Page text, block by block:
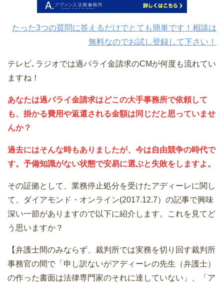
たった3つの質問に答えるだけでとても簡単です！相談は
無料なのでお試し登録して下さい！
テレビ､ラジオでは過バライ金請求のCMが何度も流れてい
ますね！
あなたは過バライ金請求はどこの大手事務所で依頼して
も、掛かる費用や返還される金額は同じだと思っていませ
んか？
過去にはそんな時もありましたが、今は自由競争の時代で
す。予備知識がない状態で安易に選ぶと失敗をしますよ。
その証拠として、業務停止処分を受けたアディーレに関し
て、ダイアモンド・オンライン(2017.12.7）の記事で興味
深い一節がありますので以下に紹介します。これを見てど
う思いますか？
【弁護士間のみならず、裁判所では実務を切り回す裁判所
事務官の間で「申し訳ないがアディーレの先生（弁護士）
の作った書面は法律専門家のそれに達していない」、「ア